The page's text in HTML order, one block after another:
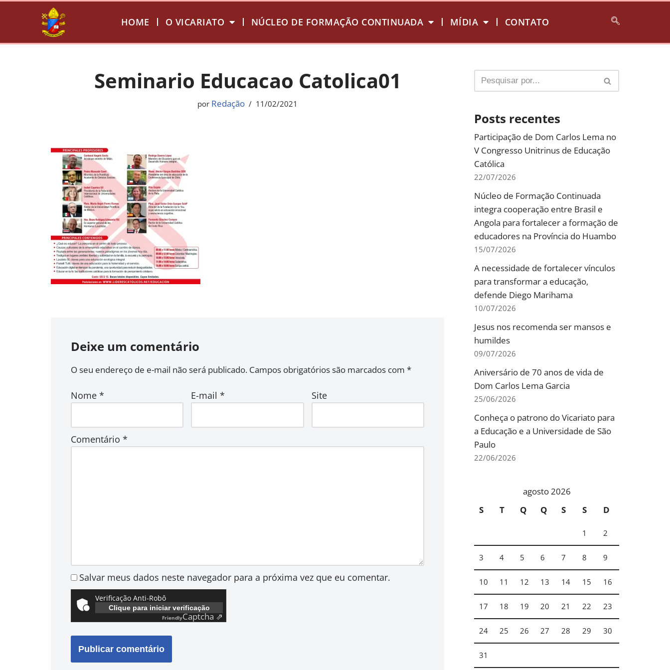
para
HOME O VICARIATO NÚCLEO DE FORMAÇÃO CONTINUADA MÍDIA CONTATO
Seminario Educacao Catolica01
por Redação 11/02/2021
Deixe um comentário
O seu endereço de e-mail não será publicado. Campos obrigatórios são marcados com *
Nome * E-mail* Site
Comentário *
Salvar meus dados neste navegador para a próxima vez que eu comentar.
Verificação Anti-Robô
Clique para iniciar verificação
FriendlyCaptcha ⇗
Posts recentes
Participação de Dom Carlos Lema no
V Congresso Unitrinus de Educação
Católica
22/07/2026
Núcleo de Formação Continuada
integra cooperação entre Brasil e
Angola para fortalecer a formação de
educadores na Província do Huambo
15/07/2026
A necessidade de fortalecer vínculos
para transformar a educação,
defende Diego Marihama
10/07/2026
Jesus nos recomenda ser mansos e
humildes
09/07/2026
Aniversário de 70 anos de vida de
Dom Carlos Lema Garcia
25/06/2026
Conheça o patrono do Vicariato para
a Educação e a Universidade de São
Paulo
22/06/2026
agosto 2026
S
T Q Q S S D
1 2
3 4 5 6 7 8 9
10 11 12 13 14 15 16
17 18 19 20 21 22 23
24 25 26 27 28 29 30
31